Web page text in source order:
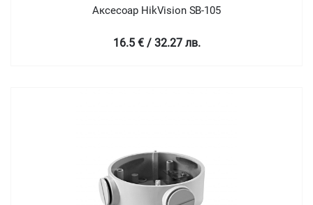
Аксесоар HikVision SB-105
16.5 € / 32.27 лв.